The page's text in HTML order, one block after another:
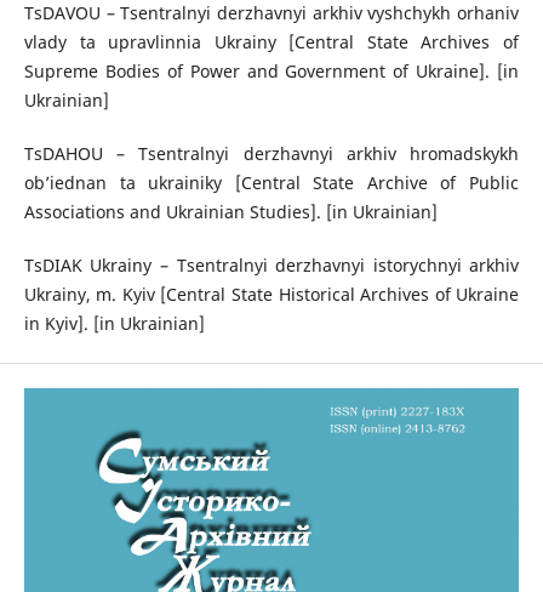
TsDAVOU – Tsentralnyi derzhavnyi arkhiv vyshchykh orhaniv
vlady ta upravlinnia Ukrainy [Central State Archives of
Supreme Bodies of Power and Government of Ukraine]. [in
Ukrainian]
TsDAHOU – Tsentralnyi derzhavnyi arkhiv hromadskykh
ob’iednan ta ukrainiky [Central State Archive of Public
Associations and Ukrainian Studies]. [in Ukrainian]
TsDIAK Ukrainy – Tsentralnyi derzhavnyi istorychnyi arkhiv
Ukrainy, m. Kyiv [Central State Historical Archives of Ukraine
in Kyiv]. [in Ukrainian]